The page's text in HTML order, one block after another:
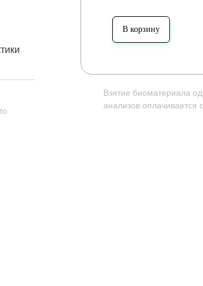
Не курить в течение 30 минут до
В корзину
Взятие биоматериала
анализов оплачивается